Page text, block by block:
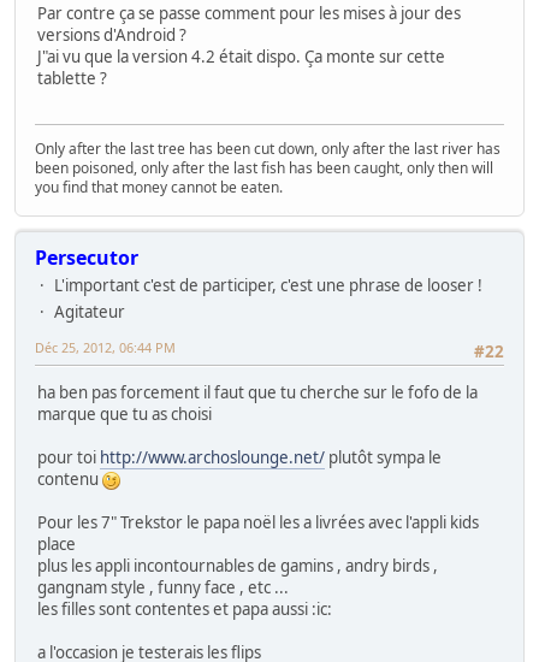
Par contre ça se passe comment pour les mises à jour des
versions d'Android ?
J"ai vu que la version 4.2 était dispo. Ça monte sur cette
tablette ?
Only after the last tree has been cut down, only after the last river has
been poisoned, only after the last fish has been caught, only then will
you find that money cannot be eaten.
Persecutor
L'important c'est de participer, c'est une phrase de looser !
Agitateur
#22
Déc 25, 2012, 06:44 PM
ha ben pas forcement il faut que tu cherche sur le fofo de la
marque que tu as choisi
pour toi http://www.archoslounge.net/ plutôt sympa le
contenu
Pour les 7" Trekstor le papa noël les a livrées avec l'appli kids
place
plus les appli incontournables de gamins , andry birds ,
gangnam style , funny face , etc ...
les filles sont contentes et papa aussi :ic:
a l'occasion je testerais les flips